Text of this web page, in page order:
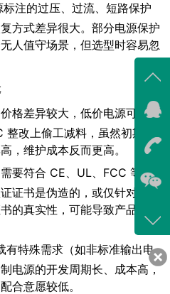
标注的过压、过流、短路保护
方式差异很大。部分电源保护
人值守场景，但选型时容易忽
格差异较大，低价电源可能在
改上偷工减料，虽然初期采
，维护成本反而更高。
需要符合 CE、UL、FCC 等认
证书是伪造的，或仅针对某一
的真实性，可能导致产品无法
有特殊需求（如非标准输出电
电源的开发周期长、成本高，
合意愿较低。
在线
我
客服